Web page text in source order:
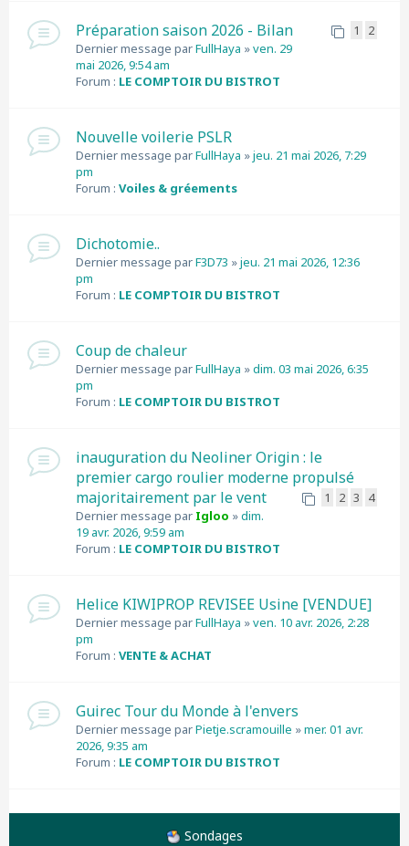
Préparation saison 2026 - Bilan 1
2
Dernier message parFullHaya »ven. 29
mai 2026, 9:54 am
Forum : LE COMPTOIR DU BISTROT
Nouvelle voilerie PSLR
Dernier message parFullHaya »jeu. 21 mai 2026, 7:29
pm
Forum : Voiles & gréements
Dichotomie..
Dernier message parF3D73 »jeu. 21 mai 2026, 12:36
pm
Forum : LE COMPTOIR DU BISTROT
Coup de chaleur
Dernier message parFullHaya »dim. 03 mai 2026, 6:35
pm
Forum : LE COMPTOIR DU BISTROT
inauguration du Neoliner Origin : le
premier cargo roulier moderne propulsé
majoritairement par le vent
1 2 3
4
Dernier message par Igloo »dim.
19 avr. 2026, 9:59 am
Forum : LE COMPTOIR DU BISTROT
Helice KIWIPROP REVISEE Usine [VENDUE]
Dernier message parFullHaya »ven. 10 avr. 2026, 2:28
pm
Forum : VENTE & ACHAT
Guirec Tour du Monde à l'envers
Dernier message parPietje.scramouille »mer. 01 avr.
2026, 9:35 am
Forum : LE COMPTOIR DU BISTROT
Sondages